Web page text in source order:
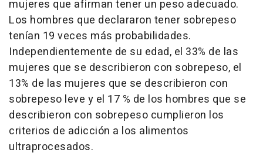
mujeres que afirman tener un peso adecuado.
Los hombres que declararon tener sobrepeso
tenían 19 veces más probabilidades.
Independientemente de su edad, el 33% de las
mujeres que se describieron con sobrepeso, el
13% de las mujeres que se describieron con
sobrepeso leve y el 17 % de los hombres que se
describieron con sobrepeso cumplieron los
criterios de adicción a los alimentos
ultraprocesados.